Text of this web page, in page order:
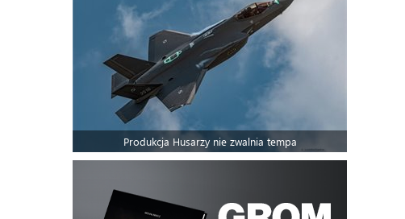
Produkcja Husarzy nie zwalnia tempa